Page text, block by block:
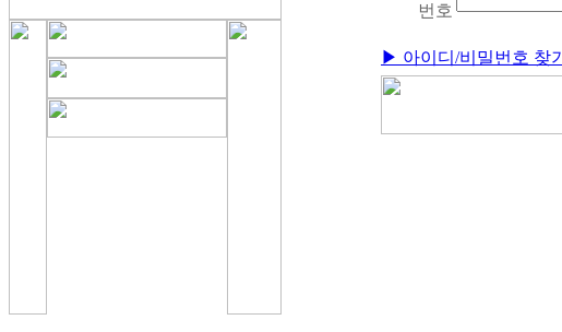
번호
▶ 아이디/비밀번호 찾기